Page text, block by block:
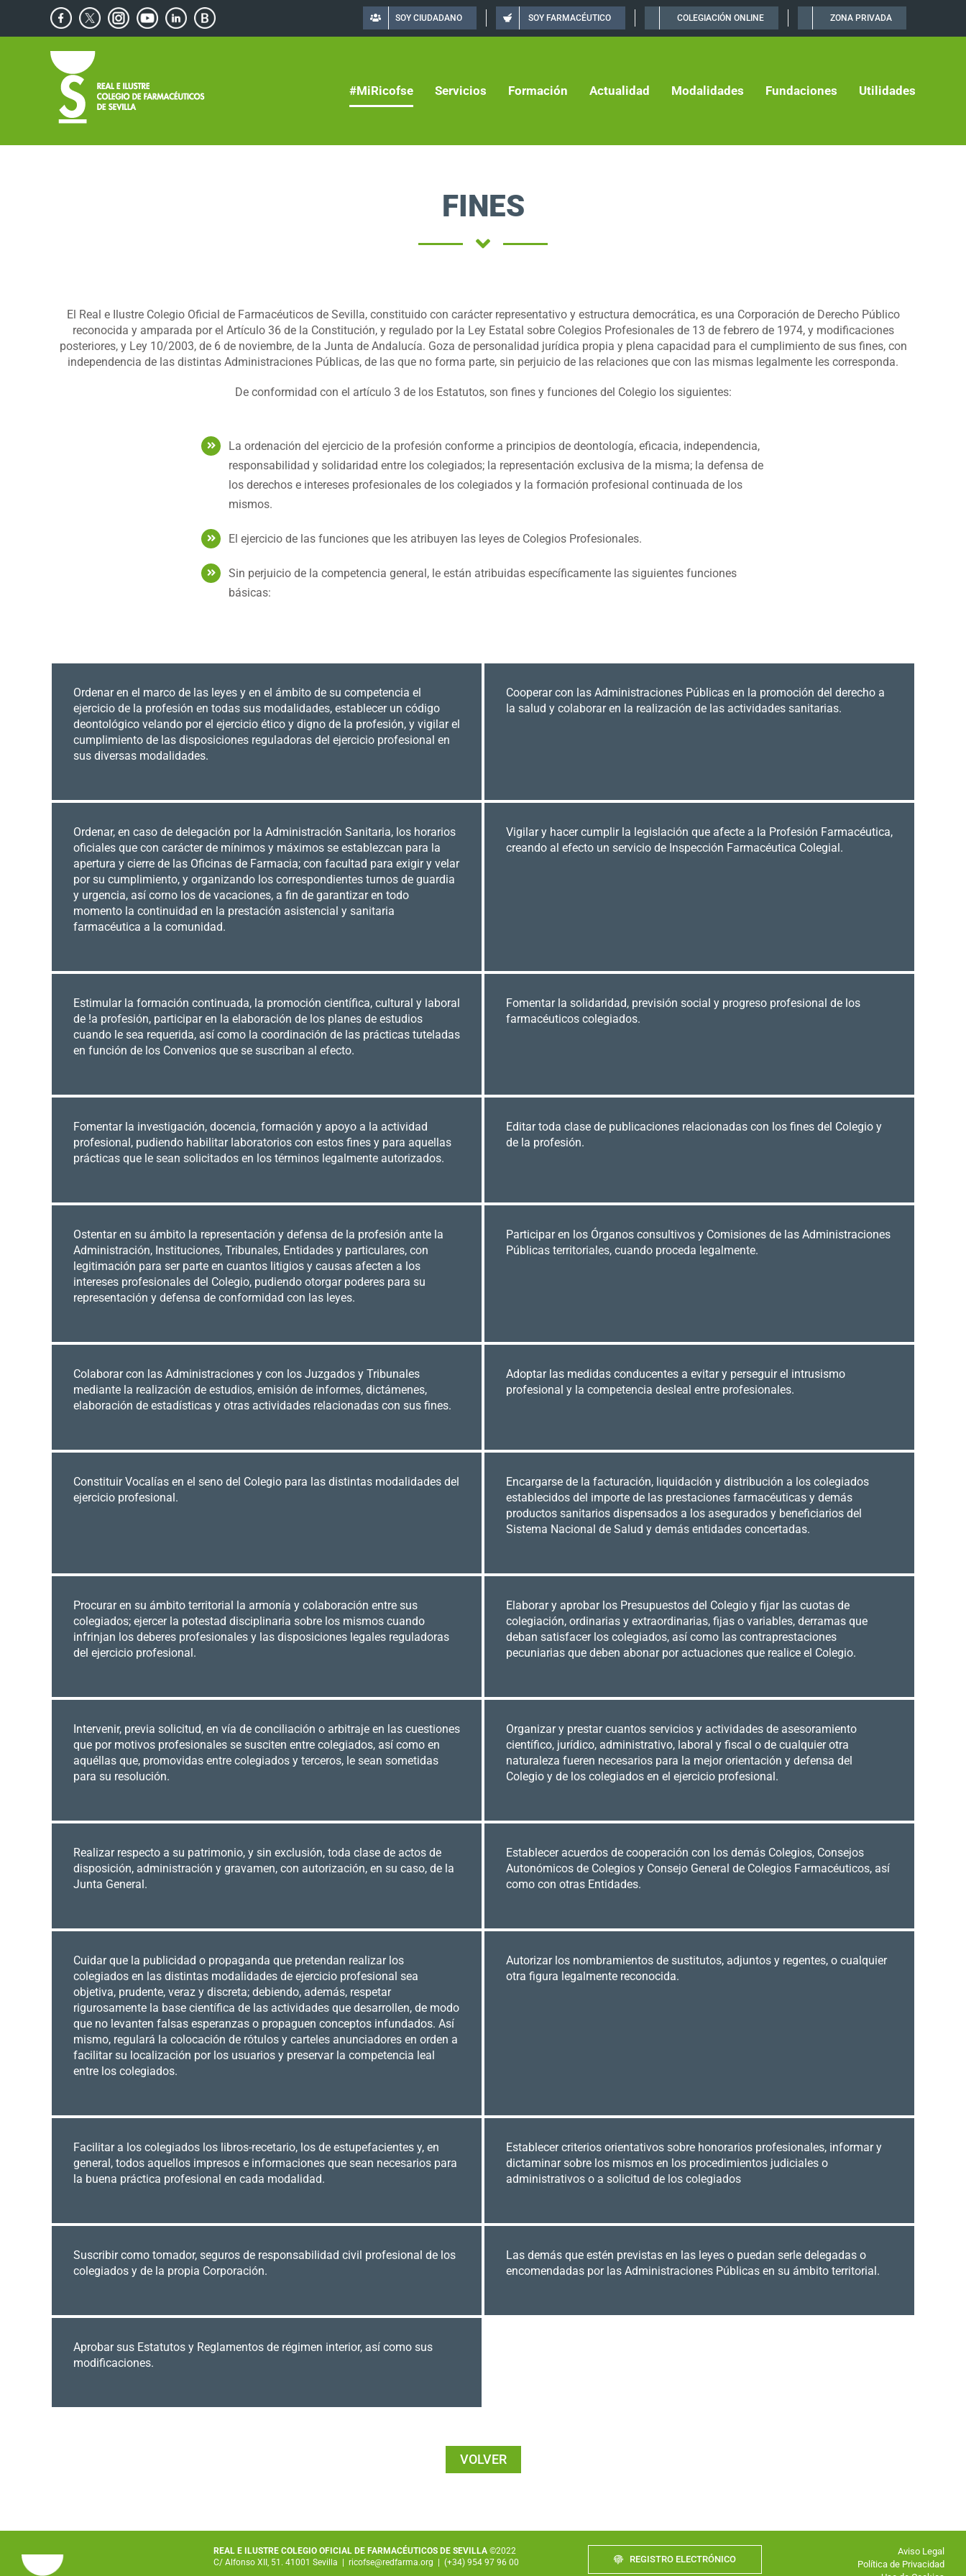
contenido
Facebook
X Instagram
YouTube
Linkedin
Blog
de
SOY CIUDADANO SOY FARMACÉUTICO COLEGIACIÓN ONLINE ZONA PRIVADA
#MiRicofse Servicios Formación Actualidad Modalidades Fundaciones Utilidades
FINES
El Real e Ilustre Colegio Oficial de Farmacéuticos de Sevilla, constituido con carácter representativo y estructura democrática, es una Corporación de Derecho Público
reconocida y amparada por el Artículo 36 de la Constitución, y regulado por la Ley Estatal sobre Colegios Profesionales de 13 de febrero de 1974, y modificaciones
posteriores, y Ley 10/2003, de 6 de noviembre, de la Junta de Andalucía. Goza de personalidad jurídica propia y plena capacidad para el cumplimiento de sus fines, con
independencia de las distintas Administraciones Públicas, de las que no forma parte, sin perjuicio de las relaciones que con las mismas legalmente les corresponda.
De conformidad con el artículo 3 de los Estatutos, son fines y funciones del Colegio los siguientes:
La ordenación del ejercicio de la profesión conforme a principios de deontología, eficacia, independencia,
responsabilidad y solidaridad entre los colegiados; la representación exclusiva de la misma; la defensa de
los derechos e intereses profesionales de los colegiados y la formación profesional continuada de los
mismos.
El ejercicio de las funciones que les atribuyen las leyes de Colegios Profesionales.
Sin perjuicio de la competencia general, le están atribuidas específicamente las siguientes funciones
básicas:
Ordenar en el marco de las leyes y en el ámbito de su competencia el
ejercicio de la profesión en todas sus modalidades, establecer un código
deontológico velando por el ejercicio ético y digno de la profesión, y vigilar el
cumplimiento de las disposiciones reguladoras del ejercicio profesional en
sus diversas modalidades.
Cooperar con las Administraciones Públicas en la promoción del derecho a
la salud y colaborar en la realización de las actividades sanitarias.
Ordenar, en caso de delegación por la Administración Sanitaria, los horarios
oficiales que con carácter de mínimos y máximos se establezcan para la
apertura y cierre de las Oficinas de Farmacia; con facultad para exigir y velar
por su cumplimiento, y organizando los correspondientes turnos de guardia
y urgencia, así corno los de vacaciones, a fin de garantizar en todo
momento la continuidad en la prestación asistencial y sanitaria
farmacéutica a la comunidad.
Vigilar y hacer cumplir la legislación que afecte a la Profesión Farmacéutica,
creando al efecto un servicio de Inspección Farmacéutica Colegial.
Estimular la formación continuada, la promoción científica, cultural y laboral
de !a profesión, participar en la elaboración de los planes de estudios
cuando le sea requerida, así como la coordinación de las prácticas tuteladas
en función de los Convenios que se suscriban al efecto.
Fomentar la solidaridad, previsión social y progreso profesional de los
farmacéuticos colegiados.
Fomentar la investigación, docencia, formación y apoyo a la actividad
profesional, pudiendo habilitar laboratorios con estos fines y para aquellas
prácticas que le sean solicitados en los términos legalmente autorizados.
Editar toda clase de publicaciones relacionadas con los fines del Colegio y
de la profesión.
Ostentar en su ámbito la representación y defensa de la profesión ante la
Administración, Instituciones, Tribunales, Entidades y particulares, con
legitimación para ser parte en cuantos litigios y causas afecten a los
intereses profesionales del Colegio, pudiendo otorgar poderes para su
representación y defensa de conformidad con las leyes.
Participar en los Órganos consultivos y Comisiones de las Administraciones
Públicas territoriales, cuando proceda legalmente.
Colaborar con las Administraciones y con los Juzgados y Tribunales
mediante la realización de estudios, emisión de informes, dictámenes,
elaboración de estadísticas y otras actividades relacionadas con sus fines.
Adoptar las medidas conducentes a evitar y perseguir el intrusismo
profesional y la competencia desleal entre profesionales.
Constituir Vocalías en el seno del Colegio para las distintas modalidades del
ejercicio profesional.
Encargarse de la facturación, liquidación y distribución a los colegiados
establecidos del importe de las prestaciones farmacéuticas y demás
productos sanitarios dispensados a los asegurados y beneficiarios del
Sistema Nacional de Salud y demás entidades concertadas.
Procurar en su ámbito territorial la armonía y colaboración entre sus
colegiados; ejercer la potestad disciplinaria sobre los mismos cuando
infrinjan los deberes profesionales y las disposiciones legales reguladoras
del ejercicio profesional.
Elaborar y aprobar los Presupuestos del Colegio y fijar las cuotas de
colegiación, ordinarias y extraordinarias, fijas o variables, derramas que
deban satisfacer los colegiados, así como las contraprestaciones
pecuniarias que deben abonar por actuaciones que realice el Colegio.
Intervenir, previa solicitud, en vía de conciliación o arbitraje en las cuestiones
que por motivos profesionales se susciten entre colegiados, así como en
aquéllas que, promovidas entre colegiados y terceros, le sean sometidas
para su resolución.
Organizar y prestar cuantos servicios y actividades de asesoramiento
científico, jurídico, administrativo, laboral y fiscal o de cualquier otra
naturaleza fueren necesarios para la mejor orientación y defensa del
Colegio y de los colegiados en el ejercicio profesional.
Realizar respecto a su patrimonio, y sin exclusión, toda clase de actos de
disposición, administración y gravamen, con autorización, en su caso, de la
Junta General.
Establecer acuerdos de cooperación con los demás Colegios, Consejos
Autonómicos de Colegios y Consejo General de Colegios Farmacéuticos, así
como con otras Entidades.
Cuidar que la publicidad o propaganda que pretendan realizar los
colegiados en las distintas modalidades de ejercicio profesional sea
objetiva, prudente, veraz y discreta; debiendo, además, respetar
rigurosamente la base científica de las actividades que desarrollen, de modo
que no levanten falsas esperanzas o propaguen conceptos infundados. Así
mismo, regulará la colocación de rótulos y carteles anunciadores en orden a
facilitar su localización por los usuarios y preservar la competencia leal
entre los colegiados.
Autorizar los nombramientos de sustitutos, adjuntos y regentes, o cualquier
otra figura legalmente reconocida.
Facilitar a los colegiados los libros-recetario, los de estupefacientes y, en
general, todos aquellos impresos e informaciones que sean necesarios para
la buena práctica profesional en cada modalidad.
Establecer criterios orientativos sobre honorarios profesionales, informar y
dictaminar sobre los mismos en los procedimientos judiciales o
administrativos o a solicitud de los colegiados
Suscribir como tomador, seguros de responsabilidad civil profesional de los
colegiados y de la propia Corporación.
Las demás que estén previstas en las leyes o puedan serle delegadas o
encomendadas por las Administraciones Públicas en su ámbito territorial.
Aprobar sus Estatutos y Reglamentos de régimen interior, así como sus
modificaciones.
VOLVER
REAL E ILUSTRE COLEGIO OFICIAL DE FARMACÉUTICOS DE SEVILLA ©2022
C/ Alfonso XII, 51. 41001 Sevilla |ricofse@redfarma.org |(+34) 954 97 96 00 REGISTRO ELECTRÓNICO
Aviso Legal
Política de Privacidad